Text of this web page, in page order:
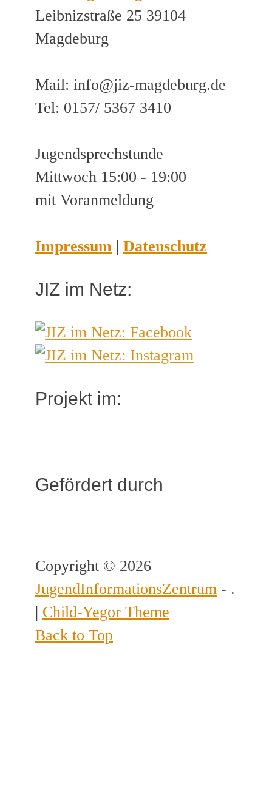
Leibnizstraße 25 39104
Magdeburg
Mail: info@jiz-magdeburg.de
Tel: 0157/ 5367 3410
Jugendsprechstunde
Mittwoch 15:00 - 19:00
mit Voranmeldung
Impressum | Datenschutz
JIZ im Netz:
Projekt im:
Gefördert durch
Copyright © 2026
JugendInformationsZentrum - .
| Child-Yegor Theme
Back to Top